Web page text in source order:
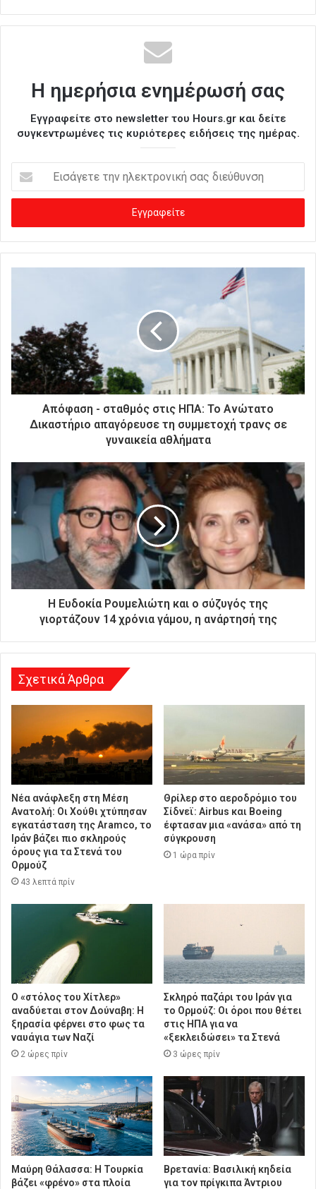
Η ημερήσια ενημέρωσή σας
Εγγραφείτε στο newsletter του Hours.gr και δείτε
συγκεντρωμένες τις κυριότερες ειδήσεις της ημέρας.
σ
γ
ε
λ
ε
κ
τ
σ
α
ς
ε
ύ
σ
Απόφαση - σταθμός στις ΗΠΑ: Το Ανώτατο
Δικαστήριο απαγόρευσε τη συμμετοχή τρανς σε
γυναικεία αθλήματα
Η Ευδοκία Ρουμελιώτη και ο σύζυγός της
γιορτάζουν 14 χρόνια γάμου, η ανάρτησή της
Σχετικά Άρθρα
Νέα ανάφλεξη στη Μέση
Ανατολή: Οι Χούθι χτύπησαν
εγκατάσταση της Aramco, το
Ιράν βάζει πιο σκληρούς
όρους για τα Στενά του
Ορμούζ
43 λεπτά πρίν
Θρίλερ στο αεροδρόμιο του
Σίδνεϊ: Airbus και Boeing
έφτασαν μια «ανάσα» από τη
σύγκρουση
1 ώρα πρίν
Ο «στόλος του Χίτλερ»
αναδύεται στον Δούναβη: Η
ξηρασία φέρνει στο φως τα
ναυάγια των Ναζί
2 ώρες πρίν
Σκληρό παζάρι του Ιράν για
το Ορμούζ: Οι όροι που θέτει
στις ΗΠΑ για να
«ξεκλειδώσει» τα Στενά
3 ώρες πρίν
Μαύρη Θάλασσα: Η Τουρκία
βάζει «φρένο» στα πλοία
Βρετανία: Βασιλική κηδεία
για τον πρίγκιπα Άντριου